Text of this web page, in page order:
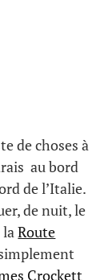
de choses à
au bord
de l’Italie.
de nuit, le
laRoute
Crockett